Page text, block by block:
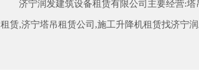
济宁润发建筑设备租赁有限公司主要经营:
租赁,济宁塔吊租赁公司,施工升降机租赁找济宁